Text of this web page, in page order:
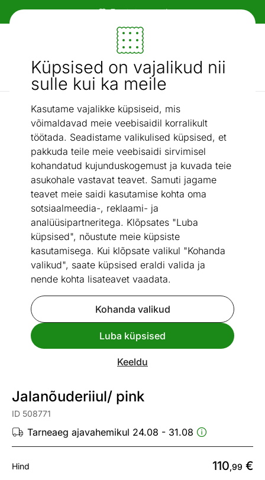
Küpsised on vajalikud nii
sulle kui ka meile
Kasutame vajalikke küpsiseid, mis
võimaldavad meie veebisaidil korralikult
töötada. Seadistame valikulised küpsised, et
pakkuda teile meie veebisaidi sirvimisel
kohandatud kujunduskogemust ja kuvada teie
asukohale vastavat teavet. Samuti jagame
teavet meie saidi kasutamise kohta oma
sotsiaalmeedia-, reklaami- ja
analüüsipartneritega. Klõpsates "Luba
küpsised", nõustute meie küpsiste
kasutamisega. Kui klõpsate valikul "Kohanda
valikud", saate küpsised eraldi valida ja
nende kohta lisateavet vaadata.
Kohanda valikud
Luba küpsised
Keeldu
Tasuta transport!
Mööbel ja sisustus - ON24
Otsi...
AI otsing
Esik ja majapidamisruum / Jalanõuderiiul/ pink
Vaata sarnaseid
Jalanõuderiiul/ pink
ID 508771
Tarneaeg ajavahemikul 24.08 - 31.08
Hind 110,99 €